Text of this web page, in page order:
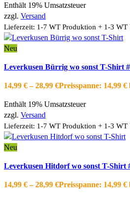
Enthält 19% Umsatzsteuer
zzgl. Versand
Lieferzeit: 1-7 WT Produktion + 1-3 WT
Neu
Die Optionen können auf der
Zur Wishlist hinzufügen
Leverkusen Bürrig wo sonst T-Shirt
14,99 € –28,99 €Preisspanne: 14,99 €
Enthält 19% Umsatzsteuer
zzgl. Versand
Lieferzeit: 1-7 WT Produktion + 1-3 WT
Neu
Die Optionen können auf der
Zur Wishlist hinzufügen
Leverkusen Hitdorf wo sonst T-Shirt
14,99 € –28,99 €Preisspanne: 14,99 €